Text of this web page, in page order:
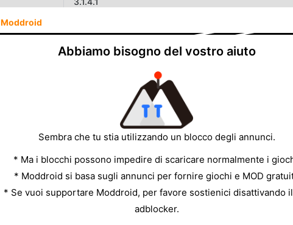
Moddroid
Abbiamo bisogno del vostro aiuto
Sembra che tu stia utilizzando un blocco degli annunci.
* Ma i blocchi possono impedire di scaricare normalmente i
* Moddroid si basa sugli annunci per fornire giochi e MOD
* Se vuoi supportare Moddroid, per favore sostienici disattivando
adblocker.